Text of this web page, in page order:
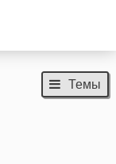
Темы